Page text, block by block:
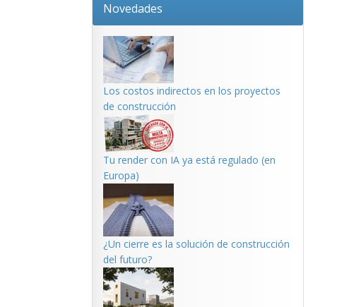
Novedades
Los costos indirectos en los proyectos
de construcción
Tu render con IA ya está regulado (en
Europa)
¿Un cierre es la solución de construcción
del futuro?